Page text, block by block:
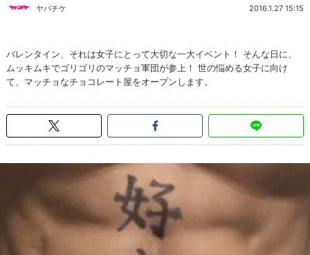
ヤバチケ 2016.1.27 15:15
バレンタイン、それは女子にとって大切な一大イベント！ そんな日に、
ムッキムキでゴリゴリのマッチョ軍団が参上！ 世の悩める女子に向け
て、マッチョなチョコレート屋をオープンします。